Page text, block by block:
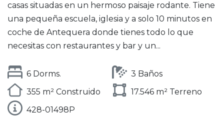
casas situadas en un hermoso paisaje rodante. Tiene
una pequeña escuela, iglesia y a solo 10 minutos en
coche de Antequera donde tienes todo lo que
necesitas con restaurantes y bar y un...
6 Dorms.
3 Baños
355 m² Construido
17.546 m² Terreno
428-01498P